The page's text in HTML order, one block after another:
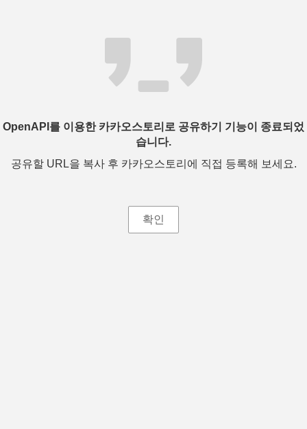
OpenAPI를 이용한 카카오스토리로 공유하기 기능이 종료되었
습니다.
공유할 URL을 복사 후 카카오스토리에 직접 등록해 보세요.
확인